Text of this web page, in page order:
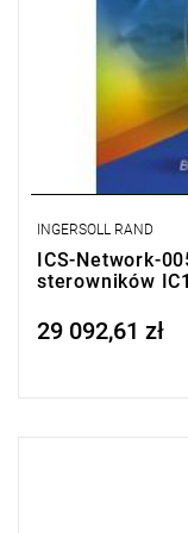
INGERSOLL RAND
ICS-Network-
sterowników
Price tax included
29 092,61 zł